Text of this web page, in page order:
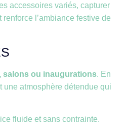
accessoires variés, capturer
l’ambiance festive de
salons ou inaugurations. En
une atmosphère détendue qui
fluide et sans contrainte.